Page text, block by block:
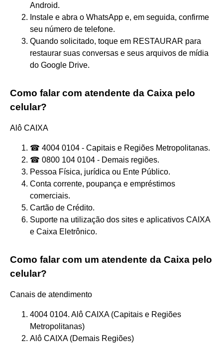
Android.
Instale e abra o WhatsApp e, em seguida, confirme
seu número de telefone.
Quando solicitado, toque em RESTAURAR para
restaurar suas conversas e seus arquivos de mídia
do Google Drive.
Como falar com atendente da Caixa pelo
celular?
Alô CAIXA
☎ 4004 0104 - Capitais e Regiões Metropolitanas.
☎ 0800 104 0104 - Demais regiões.
Pessoa Física, jurídica ou Ente Público.
Conta corrente, poupança e empréstimos
comerciais.
Cartão de Crédito.
Suporte na utilização dos sites e aplicativos CAIXA
e Caixa Eletrônico.
Como falar com um atendente da Caixa pelo
celular?
Canais de atendimento
4004 0104. Alô CAIXA (Capitais e Regiões
Metropolitanas)
Alô CAIXA (Demais Regiões)